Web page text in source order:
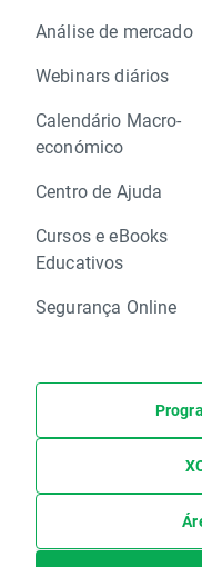
Análise de mercado
Webinars diários
Calendário Macro-
económico
Centro de Ajuda
Cursos e eBooks
Educativos
Segurança Online